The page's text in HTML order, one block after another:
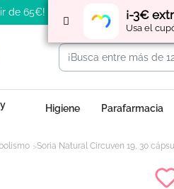
¡-3€
Usa el
de 65€!
Higiene Parafarmacia
Soria Natural Circuven 19, 30